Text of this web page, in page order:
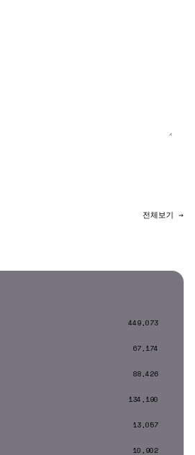
전체보기 →
449,073
67,174
88,426
134,190
13,057
10,902